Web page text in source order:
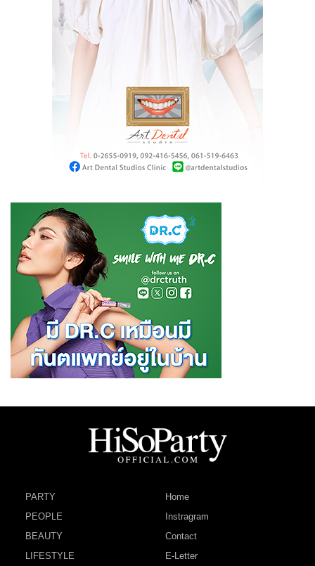
PARTY
PEOPLE
BEAUTY
LIFESTYLE
Home
Instragram
Contact
E-Letter